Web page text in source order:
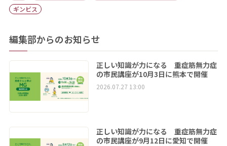
ギンビス
編集部からのお知らせ
正しい知識が力になる 重症筋無力症
の市民講座が10月3日に熊本で開催
2026.07.27 13:00
正しい知識が力になる 重症筋無力症
の市民講座が9月12日に愛知で開催